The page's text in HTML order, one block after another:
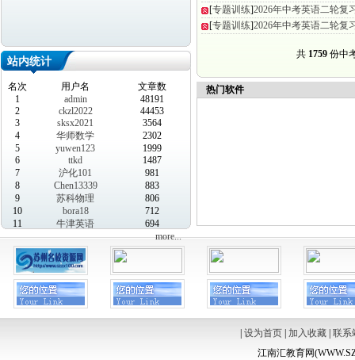
站内统计
名次 用户名
文章数
1
admin
48191
2
ckzl2022
44453
3
sksx2021
3564
4
华师数学
2302
5
yuwen123
1999
6
ttkd
1487
7
沪化101
981
8
Chen13339
883
9
苏科物理
806
10
bora18
712
11
牛津英语
694
more...
[专题训练]2026年中考英语二轮
[专题训练]2026年中考英语二轮
共 1759份中
热门软件
设为首页| 加入收藏| 联系
江南汇教育网